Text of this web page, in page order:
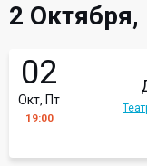
2
02
Окт, Пт
19:00